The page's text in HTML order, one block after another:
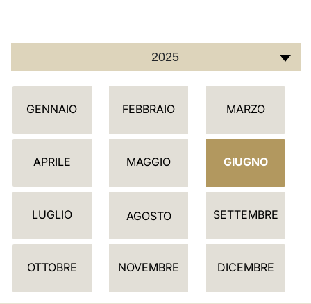
2025
C
L
D
R
GENNAIO FEBBRAIO MARZO
APRILE MAGGIO GIUGNO
LUGLIO AGOSTO SETTEMBRE
OTTOBRE NOVEMBRE DICEMBRE